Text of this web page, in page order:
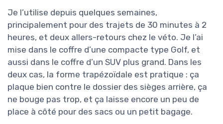
Je l’utilise depuis quelques semaines,
principalement pour des trajets de 30 minutes à 2
heures, et deux allers-retours chez le véto. Je l’ai
mise dans le coffre d’une compacte type Golf, et
aussi dans le coffre d’un SUV plus grand. Dans les
deux cas, la forme trapézoïdale est pratique : ça
plaque bien contre le dossier des sièges arrière, ça
ne bouge pas trop, et ça laisse encore un peu de
place à côté pour des sacs ou un petit bagage.